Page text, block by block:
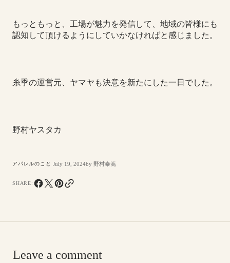
もっともっと、工場が魅力を発信して、地域の皆様にも
認知して頂けるようにしていかなければと感じました。
糸季の運営元、ヤマヤも決意を新たにした一日でした。
野村ヤスタカ
アパレルのこと July 19, 2024by 野村泰嵩
SHARE:
Leave a comment